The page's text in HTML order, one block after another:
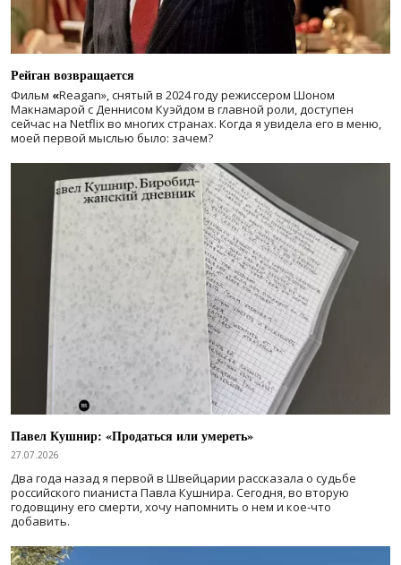
Рейган возвращается
Фильм «Reagan», снятый в 2024 годурежиссером Шоном
Макнамарой с Деннисом Куэйдом в главной роли, доступен
сейчас на Netflix во многих странах. Когда я увидела его в меню,
моей первой мыслью было: зачем?
Павел Кушнир: «Продаться или умереть»
27.07.2026
Два года назад я первой в Швейцарии рассказала о судьбе
российского пианиста Павла Кушнира. Сегодня, во вторую
годовщину его смерти, хочу напомнить о нем и кое-что
добавить.